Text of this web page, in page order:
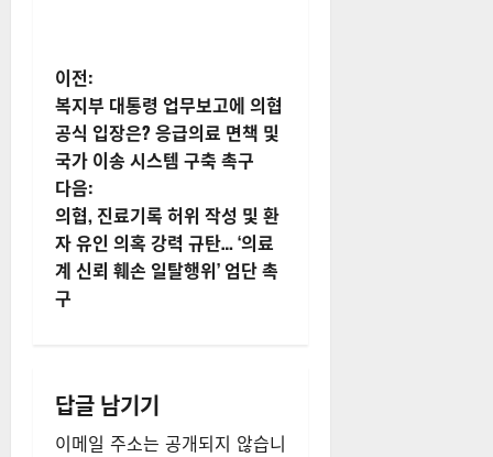
게
시
물
내
비
게
션
이전:
복지부 대통령 업무보고에 의협
공식 입장은? 응급의료 면책 및
국가 이송 시스템 구축 촉구
다음:
의협, 진료기록 허위 작성 및 환
자 유인 의혹 강력 규탄… ‘의료
계 신뢰 훼손 일탈행위’ 엄단 촉
구
답글 남기기
이메일 주소는 공개되지 않습니